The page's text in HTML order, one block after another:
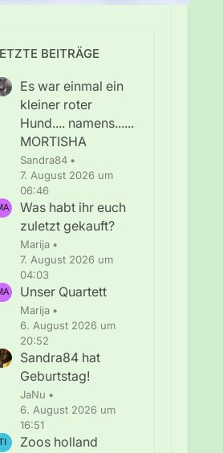
BEITRÄGE
Es war einmal ein
kleiner roter
Hund.... namens......
MORTISHA
Sandra84
7. August 2026 um
06:46
Was habt ihr euch
zuletzt gekauft?
Marija
7. August 2026 um
04:03
Unser Quartett
Marija
6. August 2026 um
20:52
Sandra84 hat
Geburtstag!
JaNu
6. August 2026 um
16:51
Zoos holland